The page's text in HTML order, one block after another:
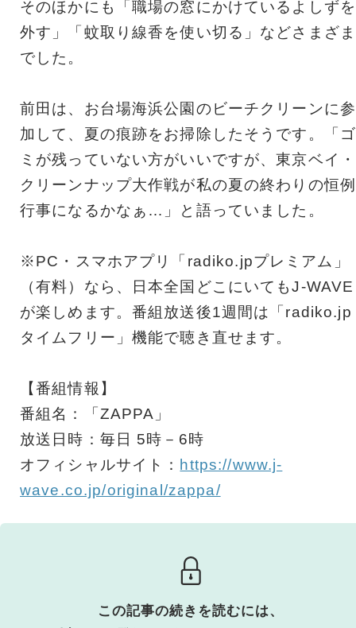
そのほかにも「職場の窓にかけているよしずを
外す」「蚊取り線香を使い切る」などさまざま
でした。
前田は、お台場海浜公園のビーチクリーンに参
加して、夏の痕跡をお掃除したそうです。「ゴ
ミが残っていない方がいいですが、東京ベイ・
クリーンナップ大作戦が私の夏の終わりの恒例
行事になるかなぁ…」と語っていました。
※PC・スマホアプリ「radiko.jpプレミアム」
（有料）なら、日本全国どこにいてもJ-WAVE
が楽しめます。番組放送後1週間は「radiko.jp
タイムフリー」機能で聴き直せます。
【番組情報】
番組名：「ZAPPA」
放送日時：毎日 5時－6時
オフィシャルサイト： https://www.j-
wave.co.jp/original/zappa/
この記事の続きを読むには、